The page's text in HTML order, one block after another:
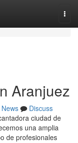
Aranjuez
News
Discuss
ciudad de
una amplia
de profesionales